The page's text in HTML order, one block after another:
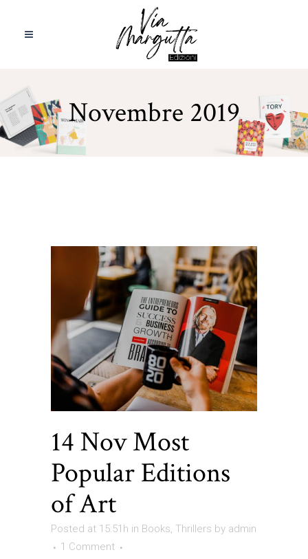
Novembre 2019
14 NovMost
Popular Editions
of Art
Posted at 15:51h in Books, Thrillers by admin
1 Comment